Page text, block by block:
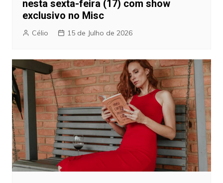
nesta sexta-feira (17) com show
exclusivo no Misc
Célio 15 de Julho de 2026